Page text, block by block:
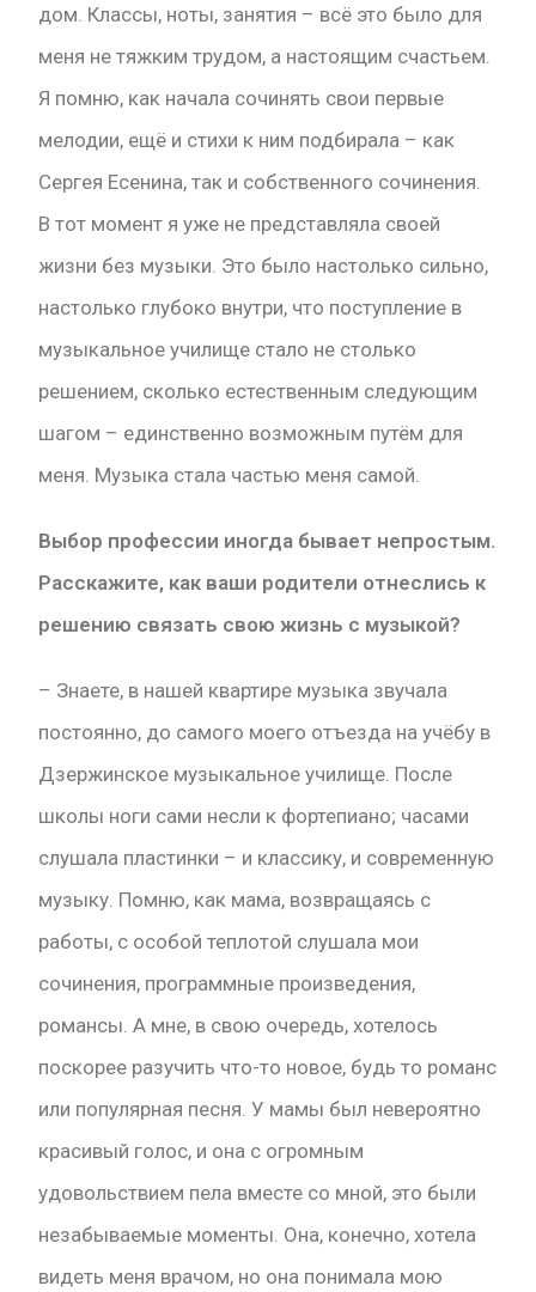
дом. Классы, ноты, занятия – всё это было для
меня не тяжким трудом, а настоящим счастьем.
Я помню, как начала сочинять свои первые
мелодии, ещё и стихи к ним подбирала – как
Сергея Есенина, так и собственного сочинения.
В тот момент я уже не представляла своей
жизни без музыки. Это было настолько сильно,
настолько глубоко внутри, что поступление в
музыкальное училище стало не столько
решением, сколько естественным следующим
шагом – единственно возможным путём для
меня. Музыка стала частью меня самой.
Выбор профессии иногда бывает непростым.
Расскажите, как ваши родители отнеслись к
решению связать свою жизнь с музыкой?
– Знаете, в нашей квартире музыка звучала
постоянно, до самого моего отъезда на учёбу в
Дзержинское музыкальное училище. После
школы ноги сами несли к фортепиано; часами
слушала пластинки – и классику, и современную
музыку. Помню, как мама, возвращаясь с
работы, с особой теплотой слушала мои
сочинения, программные произведения,
романсы. А мне, в свою очередь, хотелось
поскорее разучить что-то новое, будь то романс
или популярная песня. У мамы был невероятно
красивый голос, и она с огромным
удовольствием пела вместе со мной, это были
незабываемые моменты. Она, конечно, хотела
видеть меня врачом, но она понимала мою